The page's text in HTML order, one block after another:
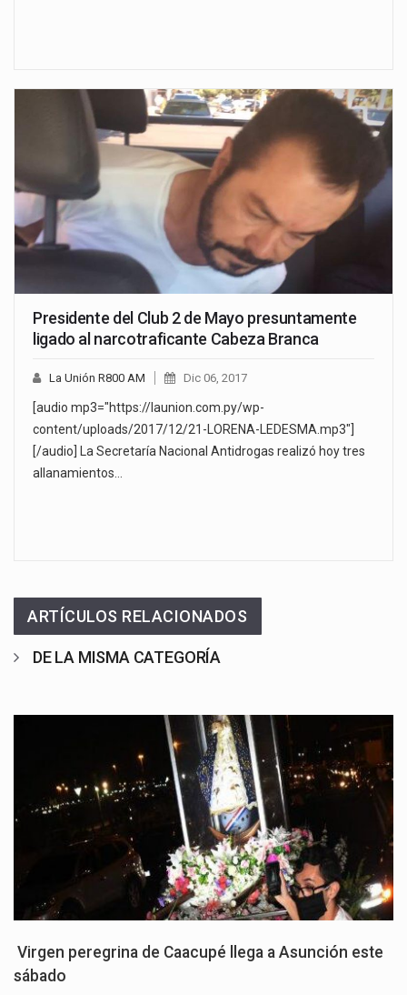
Presidente del Club 2 de Mayo presuntamente
ligado al narcotraficante Cabeza Branca
La Unión R800 AM Dic 06, 2017
[audio mp3="https://launion.com.py/wp-
content/uploads/2017/12/21-LORENA-LEDESMA.mp3"]
[/audio] La Secretaría Nacional Antidrogas realizó hoy tres
allanamientos…
ARTÍCULOS RELACIONADOS
DE LA MISMA CATEGORÍA
Virgen peregrina de Caacupé llega a Asunción este
sábado